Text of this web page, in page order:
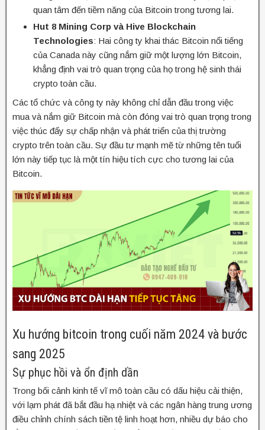
quan tâm đến tiềm năng của Bitcoin trong tương lai.
Hut 8 Mining Corp và Hive Blockchain
Technologies: Hai công ty khai thác Bitcoin nổi tiếng
của Canada này cũng nắm giữ một lượng lớn Bitcoin,
khẳng định vai trò quan trọng của họ trong hệ sinh thái
crypto toàn cầu.
Các tổ chức và công ty này không chỉ dẫn đầu trong việc
mua và nắm giữ Bitcoin mà còn đóng vai trò quan trọng trong
việc thúc đẩy sự chấp nhận và phát triển của thị trường
crypto trên toàn cầu. Sự đầu tư mạnh mẽ từ những tên tuổi
lớn này tiếp tục là một tín hiệu tích cực cho tương lai của
Bitcoin.
Xu hướng bitcoin trong cuối năm 2024 và bước
sang 2025
Sự phục hồi và ổn định dần
Trong bối cảnh kinh tế vĩ mô toàn cầu có dấu hiệu cải thiện,
với lạm phát đã bắt đầu hạ nhiệt và các ngân hàng trung ương
điều chỉnh chính sách tiền tệ linh hoạt hơn, nhiều dự báo cho